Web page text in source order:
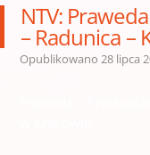
NTV:
– Radunica –
Opublikowano 28 lipca